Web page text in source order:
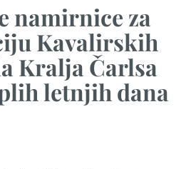
namirnice za
Kavalirskih
Kralja Čarlsa
letnjih dana